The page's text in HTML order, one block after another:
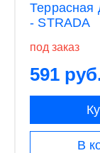
Террасная
- STRADA
под заказ
591
В